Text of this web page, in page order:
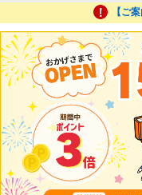
【ご